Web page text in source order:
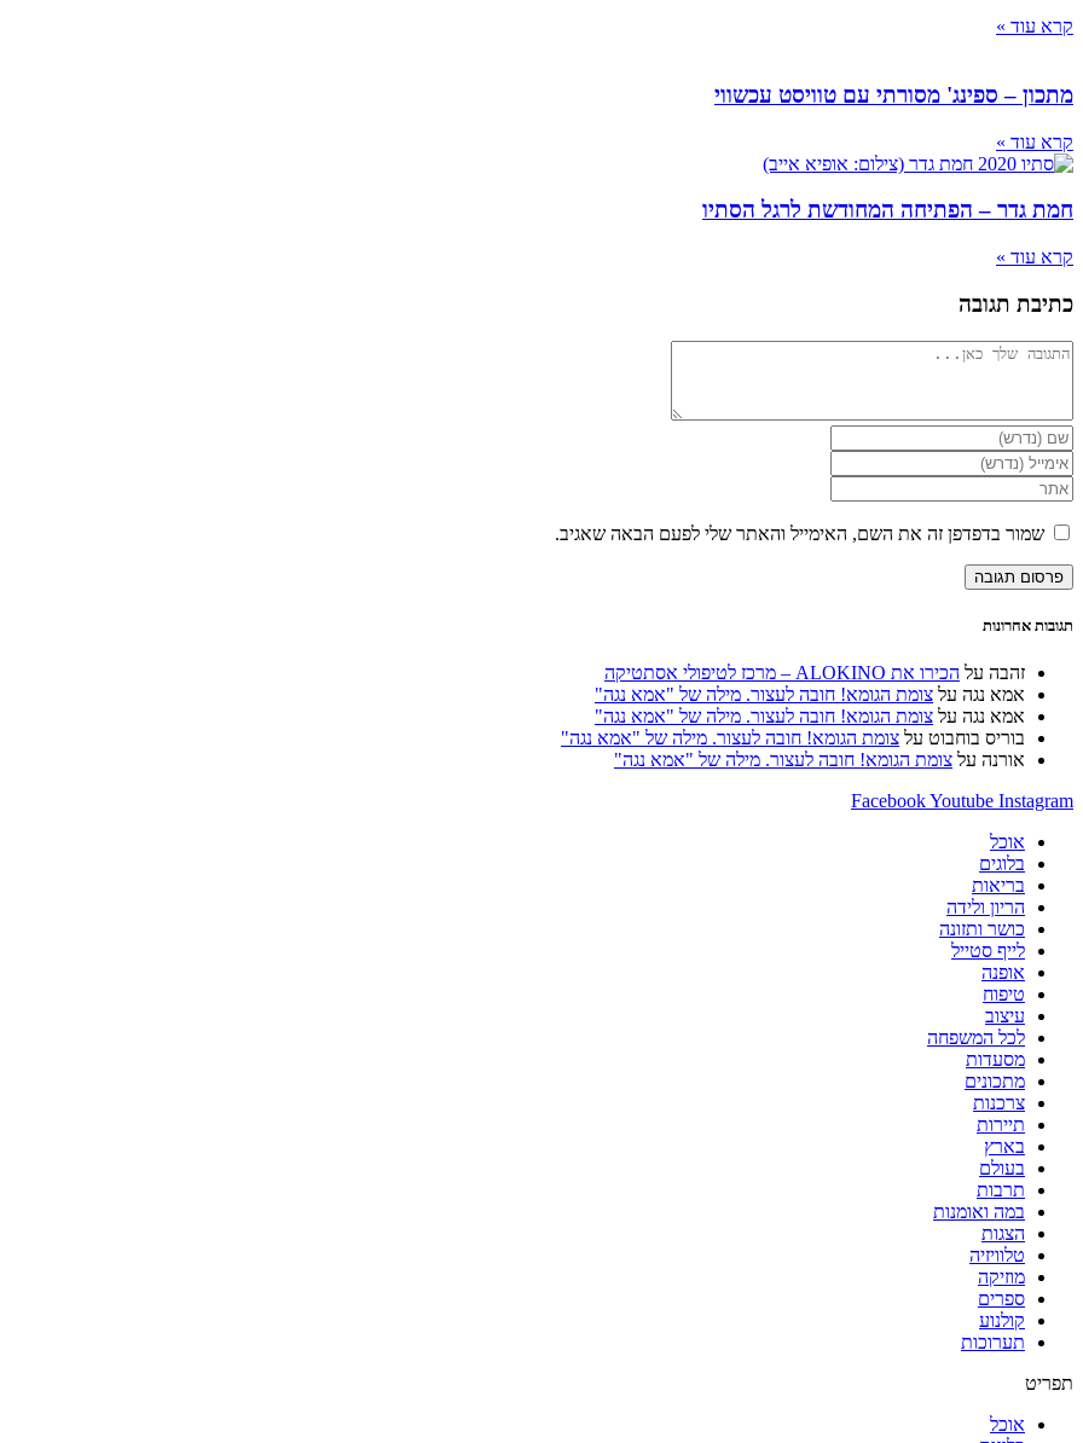
קרא עוד »
מתכון – ספינג' מסורתי עם טוויסט עכשווי
קרא עוד »
חמת גדר – הפתיחה המחודשת לרגל הסתיו
קרא עוד »
כתיבת תגובה
להגיב
הזן
את
השם
שלך
או
שם
משתמש
כדי
הזן
את
כתובת
דואר
האלקטרוני
שלך
כדי
הזן
את
כתובת
האינטרנט
שלך
שמור בדפדפן זה את השם, האימייל והאתר שלי לפעם הבאה שאגיב.
תגובות אחרונות
זהבה על הכירו את ALOKINO – מרכז לטיפולי אסתטיקה
אמא נגה על צומת הגומא! חובה לעצור. מילה של "אמא נגה"
אמא נגה על צומת הגומא! חובה לעצור. מילה של "אמא נגה"
בוריס בוחבוט על צומת הגומא! חובה לעצור. מילה של "אמא נגה"
אורנה על צומת הגומא! חובה לעצור. מילה של "אמא נגה"
FacebookYoutube Instagram
אוכל
בלוגים
בריאות
הריון ולידה
כושר ותזונה
לייף סטייל
אופנה
טיפוח
עיצוב
לכל המשפחה
מסעדות
מתכונים
צרכנות
תיירות
בארץ
בעולם
תרבות
במה ואומנות
הצגות
טלוויזיה
מוזיקה
ספרים
קולנוע
תערוכות
תפריט
אוכל